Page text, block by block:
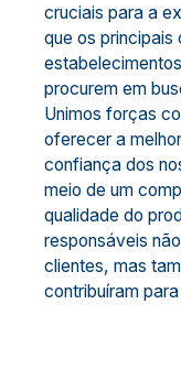
cruciais para a
que os principais
procurem em
Unimos forças
oferecer a
confiança dos
meio de um
qualidade do
responsáveis
clientes, mas
contribuíram